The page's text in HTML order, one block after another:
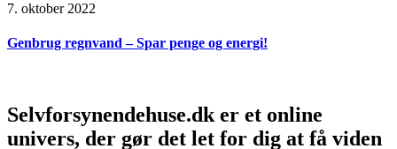
7. oktober 2022
Genbrug regnvand – Spar penge og energi!
Selvforsynendehuse.dk er et online
univers, der gør det let for dig at få viden